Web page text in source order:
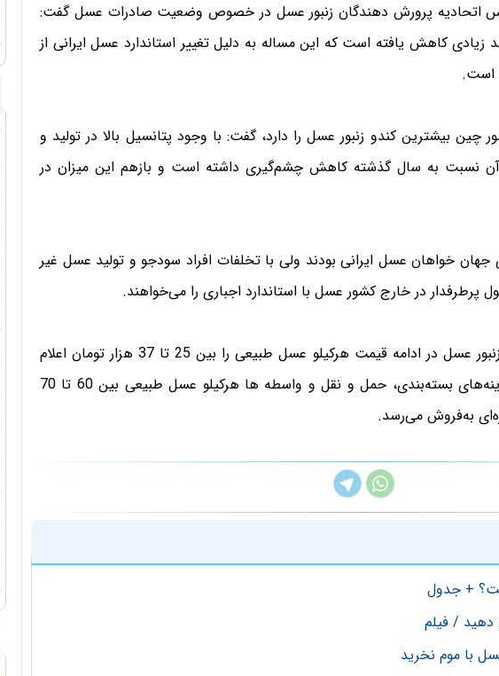
اتحادیه پرورش دهندگان زنبور عسل در خصوص وضعیت صادرات عسل گفت:
کاهش یافته است که این مساله به دلیل تغییر استاندارد عسل ایرانی از
است.
چین بیشترین کندو زنبور عسل را دارد، گفت: با وجود پتانسیل بالا در تولید و
آن نسبت به سال گذشته کاهش چشم‌گیری داشته است و بازهم این میزان در
جهان خواهان عسل ایرانی بودند ولی با تخلفات افراد سودجو و تولید عسل غیر
پرطرفدار در خارج کشور عسل با استاندارد اجباری را می‌خواهند.
رئیس اتحادیه پرورش دهندگان زنبور عسل در ادامه قیمت هرکیلو عسل طبیعی را بین 25 تا 37 هزار تومان اعلام
کرد و افزود: با در نظر گرفتن هزینه‌های بسته‌بندی، حمل و نقل و واسطه ها هرکیلو عسل طبیعی بین 60 تا 70
به‌فروش می‌رسد.
+ جدول
/ فیلم
با موم نخرید